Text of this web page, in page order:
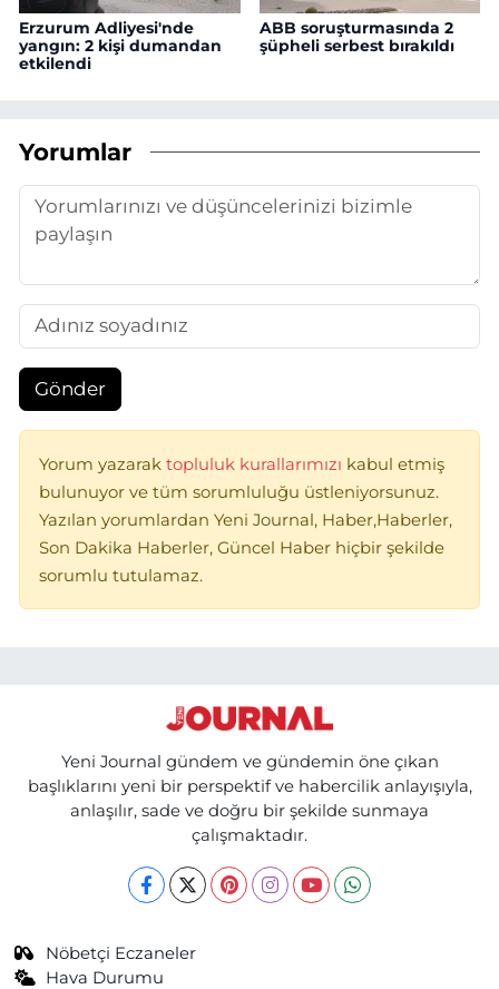
Erzurum Adliyesi'nde
yangın: 2 kişi dumandan
etkilendi
ABB soruşturmasında 2
şüpheli serbest bırakıldı
Yorumlar
Gönder
Yorum yazarak topluluk kurallarımızı kabul etmiş
bulunuyor ve tüm sorumluluğu üstleniyorsunuz.
Yazılan yorumlardan Yeni Journal, Haber,Haberler,
Son Dakika Haberler, Güncel Haber hiçbir şekilde
sorumlu tutulamaz.
Yeni Journal gündem ve gündemin öne çıkan
başlıklarını yeni bir perspektif ve habercilik anlayışıyla,
anlaşılır, sade ve doğru bir şekilde sunmaya
çalışmaktadır.
Nöbetçi Eczaneler
Hava Durumu